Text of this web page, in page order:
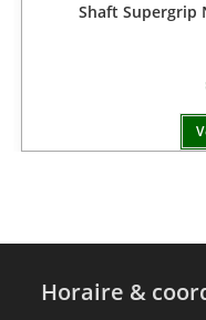
Shaft Supergrip
Horaire &